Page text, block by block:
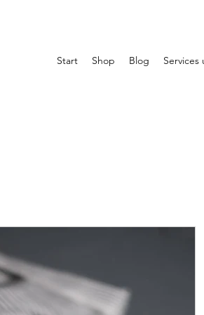
Start Shop Blog Services